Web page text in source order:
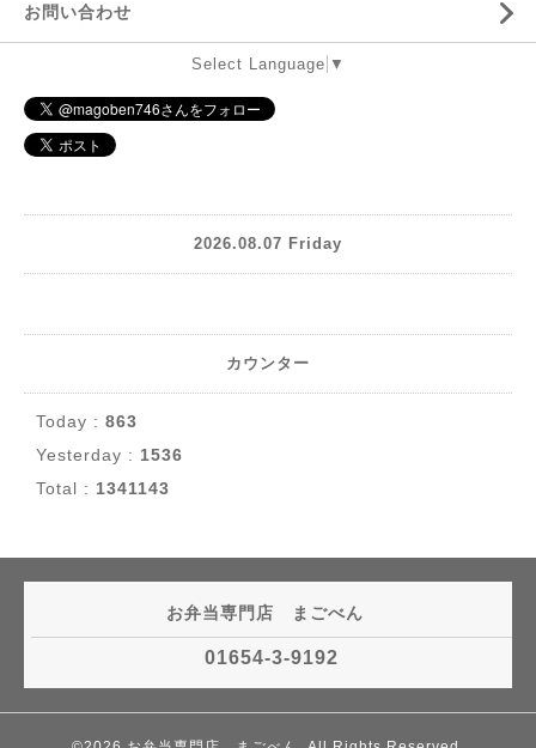
お問い合わせ
Select Language ▼
2026.08.07 Friday
カウンター
Today : 863
Yesterday : 1536
Total : 1341143
お弁当専門店 まごべん
01654-3-9192